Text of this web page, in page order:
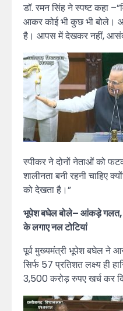
डॉ. रमन सिंह ने स्पष्ट कहा
आकर कोई भी कुछ भी बोले।
है। आपस में देखकर नहीं,
स्पीकर ने दोनों नेताओं को
शालीनता बनी रहनी चाहिए
को देखता है।”
भूपेश बघेल बोले– आंकड़े गलत,
के लगाए नल टोटियां
पूर्व मुख्यमंत्री भूपेश बघेल ने
सिर्फ 57 प्रतिशत लक्ष्य ही
3,500 करोड़ रुपए खर्च कर